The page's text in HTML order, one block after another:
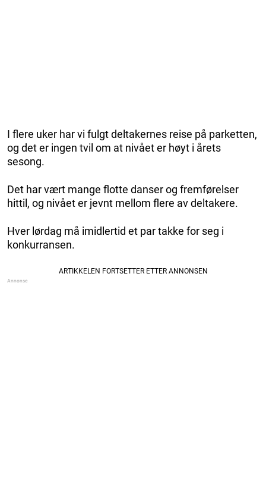
I flere uker har vi fulgt deltakernes reise på parketten,
og det er ingen tvil om at nivået er høyt i årets
sesong.
Det har vært mange flotte danser og fremførelser
hittil, og nivået er jevnt mellom flere av deltakere.
Hver lørdag må imidlertid et par takke for seg i
konkurransen.